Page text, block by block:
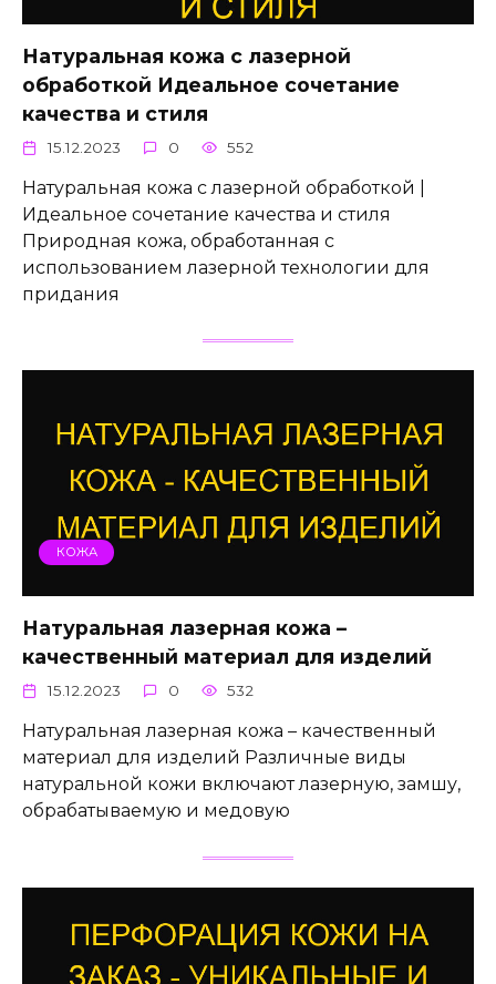
Натуральная кожа с лазерной
обработкой Идеальное сочетание
качества и стиля
15.12.2023 0 552
Натуральная кожа с лазерной обработкой |
Идеальное сочетание качества и стиля
Природная кожа, обработанная с
использованием лазерной технологии для
придания
КОЖА
Натуральная лазерная кожа –
качественный материал для изделий
15.12.2023 0 532
Натуральная лазерная кожа – качественный
материал для изделий Различные виды
натуральной кожи включают лазерную, замшу,
обрабатываемую и медовую